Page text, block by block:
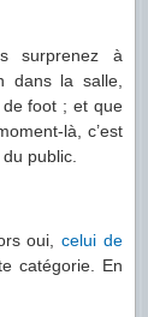
surprenez à
dans la salle,
foot ; et que
là, c’est
public.
oui,celui de
catégorie. En